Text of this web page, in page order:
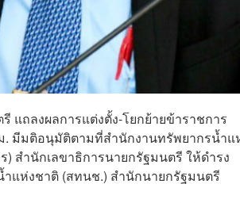
ถลงผลการแต่งตั้ง-โยกย้ายข้าราชการ
. มีมติอนุมัติตามที่สำนักงานทรัพยากรน้ำแ
) สำนักเลขาธิการนายกรัฐมนตรี ให้ดำรง
แห่งชาติ (สทนช.) สำนักนายกรัฐมนตรี